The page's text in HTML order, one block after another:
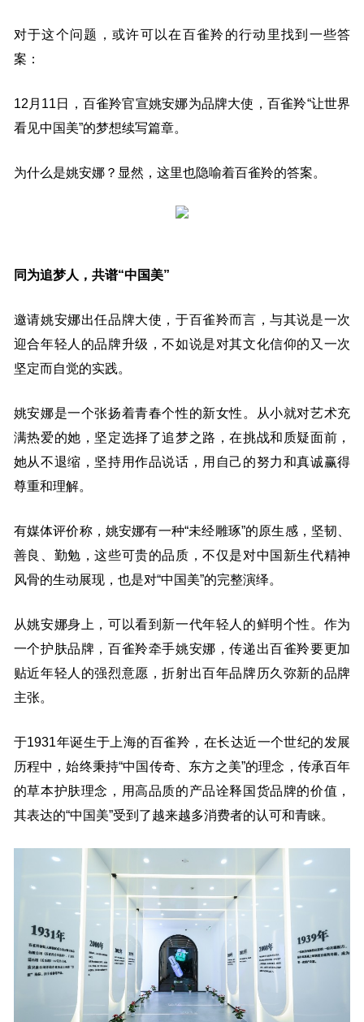
对于这个问题，或许可以在百雀羚的行动里找到一些答
案：
12月11日，百雀羚官宣姚安娜为品牌大使，百雀羚“让世界
看见中国美”的梦想续写篇章。
为什么是姚安娜？显然，这里也隐喻着百雀羚的答案。
同为追梦人，共谱“中国美”
邀请姚安娜出任品牌大使，于百雀羚而言，与其说是一次
迎合年轻人的品牌升级，不如说是对其文化信仰的又一次
坚定而自觉的实践。
姚安娜是一个张扬着青春个性的新女性。从小就对艺术充
满热爱的她，坚定选择了追梦之路，在挑战和质疑面前，
她从不退缩，坚持用作品说话，用自己的努力和真诚赢得
尊重和理解。
有媒体评价称，姚安娜有一种“未经雕琢”的原生感，坚韧、
善良、勤勉，这些可贵的品质，不仅是对中国新生代精神
风骨的生动展现，也是对“中国美”的完整演绎。
从姚安娜身上，可以看到新一代年轻人的鲜明个性。作为
一个护肤品牌，百雀羚牵手姚安娜，传递出百雀羚要更加
贴近年轻人的强烈意愿，折射出百年品牌历久弥新的品牌
主张。
于1931年诞生于上海的百雀羚，在长达近一个世纪的发展
历程中，始终秉持“中国传奇、东方之美”的理念，传承百年
的草本护肤理念，用高品质的产品诠释国货品牌的价值，
其表达的“中国美”受到了越来越多消费者的认可和青睐。